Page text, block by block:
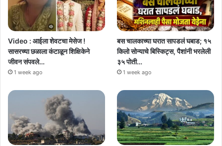
Video : आईला शेवटचा मेसेज !
सासरच्या छळाला कंटाळून शिक्षिकेने
जीवन संपवले…
1 week ago
बस चालकाच्या घरात सापडलं घबाड; १५
किलो सोन्याचे बिस्किट्स, पैशांनी भरलेली
३५ पोती…
1 week ago